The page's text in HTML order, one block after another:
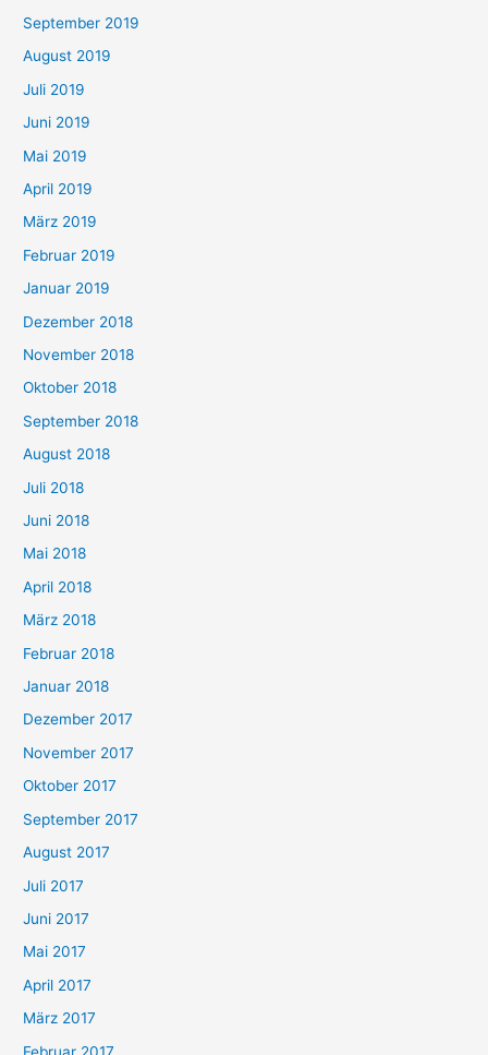
September 2019
August 2019
Juli 2019
Juni 2019
Mai 2019
April 2019
März 2019
Februar 2019
Januar 2019
Dezember 2018
November 2018
Oktober 2018
September 2018
August 2018
Juli 2018
Juni 2018
Mai 2018
April 2018
März 2018
Februar 2018
Januar 2018
Dezember 2017
November 2017
Oktober 2017
September 2017
August 2017
Juli 2017
Juni 2017
Mai 2017
April 2017
März 2017
Februar 2017